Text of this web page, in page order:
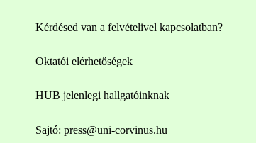
Kérdésed van a felvételivel kapcsolatban?
Oktatói elérhetőségek
HUB jelenlegi hallgatóinknak
Sajtó: press@uni-corvinus.hu